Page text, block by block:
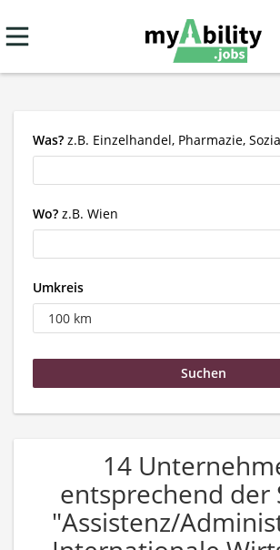
Was? z.B. Einzelhandel, Pharmazie,
Wo? z.B. Wien
Umkreis
14
entsprechend der
"Assistenz/